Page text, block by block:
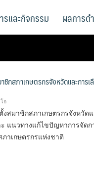
รและกิจกรรม ผลการด
กสภาเกษตรกรจังหวัดและการ
อ
สมาชิกสภาเกษตรกรจังหวัด
แนวทางแก้ไขปัญหาการจัดก
ภาเกษตรกรแห่งชาติ